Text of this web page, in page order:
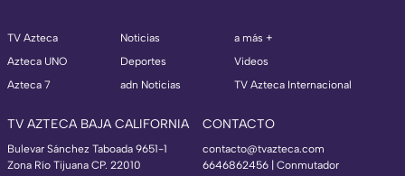
TV Azteca
Azteca UNO
Azteca 7
Noticias
Deportes
adn Noticias
a más +
Videos
TV Azteca Internacional
TV AZTECA BAJA CALIFORNIA
Bulevar Sánchez Taboada 9651-1
Zona Río Tijuana CP. 22010
CONTACTO
contacto@tvazteca.com
6646862456 | Conmutador